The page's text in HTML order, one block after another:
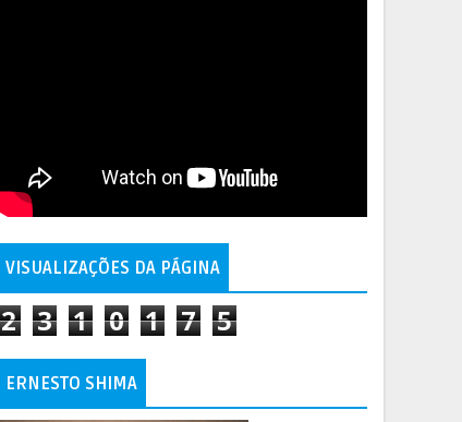
VISUALIZAÇÕES DA PÁGINA
2 3 1 0 1 7 5
ERNESTO SHIMA